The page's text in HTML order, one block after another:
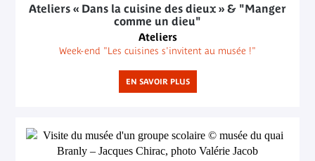
Ateliers « Dans la cuisine des dieux » & "Manger
comme un dieu"
Ateliers
Week-end "Les cuisines s'invitent au musée !"
EN SAVOIR PLUS